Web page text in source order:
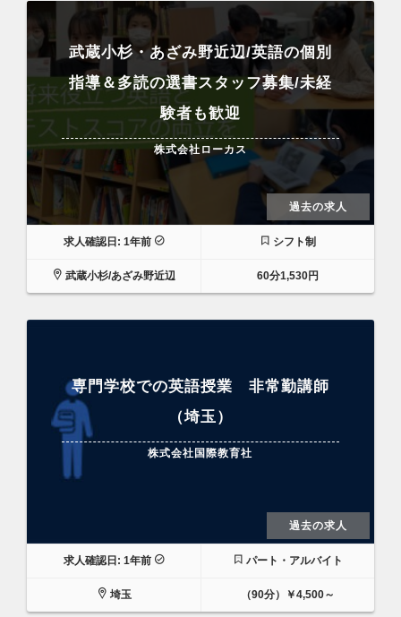
武蔵小杉・あざみ野近辺/英語の個別
指導＆多読の選書スタッフ募集/未経
験者も歓迎
株式会社ローカス
過去の求人
求人確認日: 1年前 シフト制
武蔵小杉/あざみ野近辺 60分1,530円
専門学校での英語授業 非常勤講師
（埼玉）
株式会社国際教育社
過去の求人
求人確認日: 1年前 パート・アルバイト
埼玉 （90分）￥4,500～